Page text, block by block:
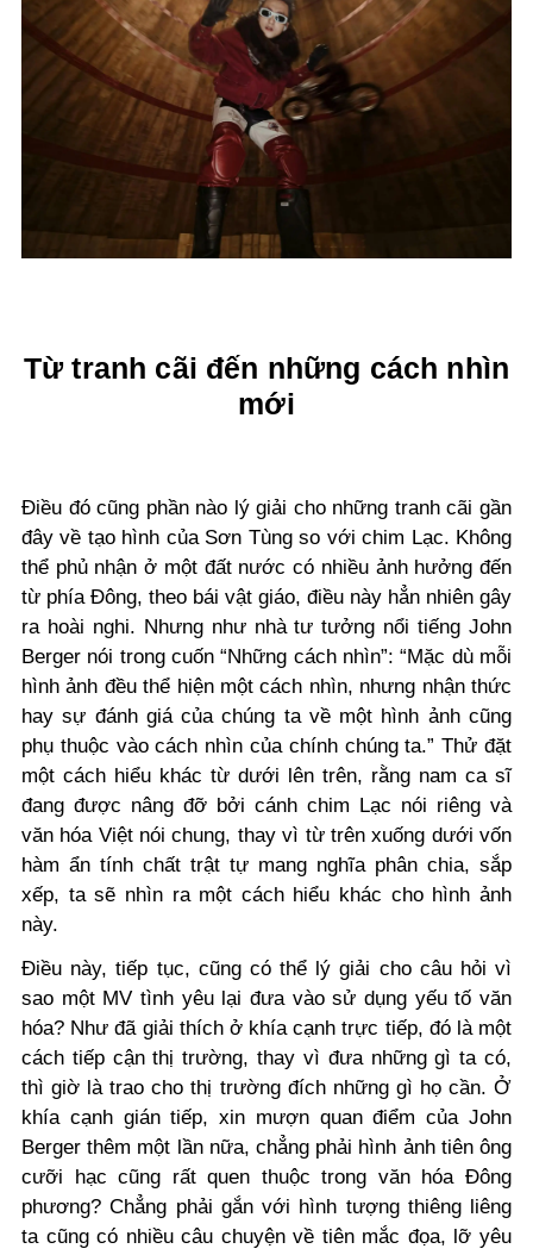
Từ tranh cãi đến những cách nhìn
mới
Điều đó cũng phần nào lý giải cho những tranh cãi gần
đây về tạo hình của Sơn Tùng so với chim Lạc. Không
thể phủ nhận ở một đất nước có nhiều ảnh hưởng đến
từ phía Đông, theo bái vật giáo, điều này hẳn nhiên gây
ra hoài nghi. Nhưng như nhà tư tưởng nổi tiếng John
Berger nói trong cuốn “Những cách nhìn”: “Mặc dù mỗi
hình ảnh đều thể hiện một cách nhìn, nhưng nhận thức
hay sự đánh giá của chúng ta về một hình ảnh cũng
phụ thuộc vào cách nhìn của chính chúng ta.” Thử đặt
một cách hiểu khác từ dưới lên trên, rằng nam ca sĩ
đang được nâng đỡ bởi cánh chim Lạc nói riêng và
văn hóa Việt nói chung, thay vì từ trên xuống dưới vốn
hàm ẩn tính chất trật tự mang nghĩa phân chia, sắp
xếp, ta sẽ nhìn ra một cách hiểu khác cho hình ảnh
này.
Điều này, tiếp tục, cũng có thể lý giải cho câu hỏi vì
sao một MV tình yêu lại đưa vào sử dụng yếu tố văn
hóa? Như đã giải thích ở khía cạnh trực tiếp, đó là một
cách tiếp cận thị trường, thay vì đưa những gì ta có,
thì giờ là trao cho thị trường đích những gì họ cần. Ở
khía cạnh gián tiếp, xin mượn quan điểm của John
Berger thêm một lần nữa, chẳng phải hình ảnh tiên ông
cưỡi hạc cũng rất quen thuộc trong văn hóa Đông
phương? Chẳng phải gắn với hình tượng thiêng liêng
ta cũng có nhiều câu chuyện về tiên mắc đọa, lỡ yêu